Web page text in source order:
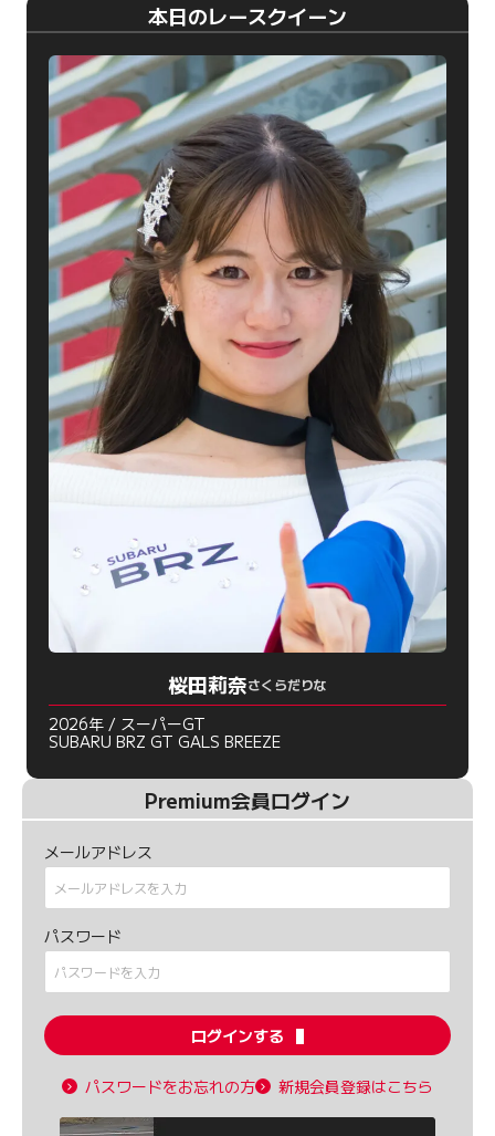
本日のレースクイーン
桜田莉奈さくらだりな
2026年 / スーパーGT
SUBARU BRZ GT GALS BREEZE
Premium会員ログイン
メールアドレス
パスワード
ログインする
パスワードをお忘れの方 新規会員登録はこちら